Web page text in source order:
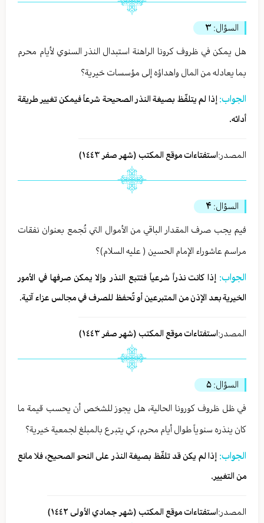
السؤال: ۳
هل يمكن في ظروف كرونا الراهنة استبدال النذر السنوي لأيام محرم
بما يعادله من المال واهداؤه إلى مؤسسات خيرية؟
الجواب: إذا لم يتلفّظ بصيغة النذر الصحيحة شرعاً فيمكن تغيير طريقة
أدائه.
المصدر:استفتاءات موقع المكتب (شهر صفر ١٤٤٣)
السؤال: ۴
فيم يجب صرف المقدار الباقي من الأموال التي تُجمع بعنوان نفقات
مراسم عاشوراء الإمام الحسين ( عليه السلام)؟
الجواب: إذا كانت نذراً شرعياً فتتبع النذر وإلا يمكن صرفها في الأمور
الخيرية بعد الإذن من المتبرعين أو تُحفظ للصرف في مجالس عزاء آتية.
المصدر:استفتاءات موقع المكتب (شهر صفر ١٤٤٣)
السؤال: ۵
في ظل ظروف كورونا الحالية، هل يجوز للشخص أن يحسب قيمة ما
كان ينذره سنوياً طوال أيام محرم، كي يتبرع بالمبلغ لجمعية خيرية؟
الجواب: إذا لم يكن قد تلفّظ بصيغة النذر على النحو الصحيح، فلا مانع
من التغيير.
المصدر:استفتاءات موقع المكتب (شهر جمادي الأولی ١٤٤٢)